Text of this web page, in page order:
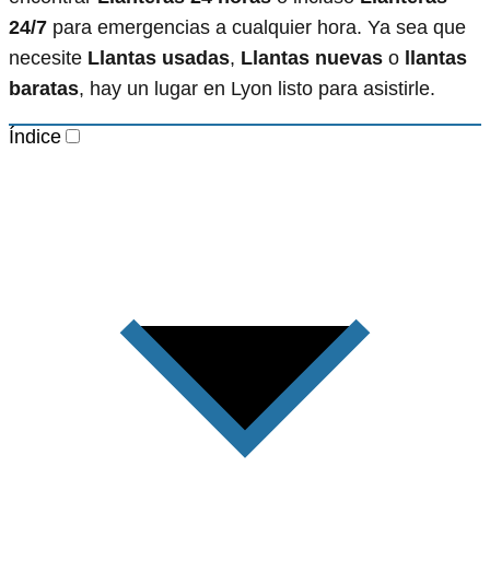
24/7 para emergencias a cualquier hora. Ya sea que
necesite Llantas usadas, Llantas nuevas o
llantas
baratas, hay un lugar en Lyon listo para asistirle.
Índice